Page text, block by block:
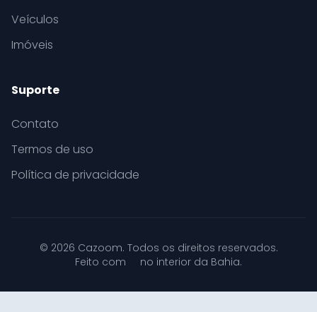
Veículos
Imóveis
Suporte
Contato
Termos de uso
Política de privacidade
© 2026 Cazoom. Todos os direitos reservados.
Feito com
no interior da Bahia.